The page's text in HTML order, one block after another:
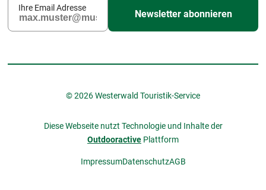
Ihre Email Adresse
Newsletter abonnieren
© 2026 Westerwald Touristik-Service
Diese Webseite nutzt Technologie und Inhalte der
Outdooractive Plattform
ImpressumDatenschutzAGB